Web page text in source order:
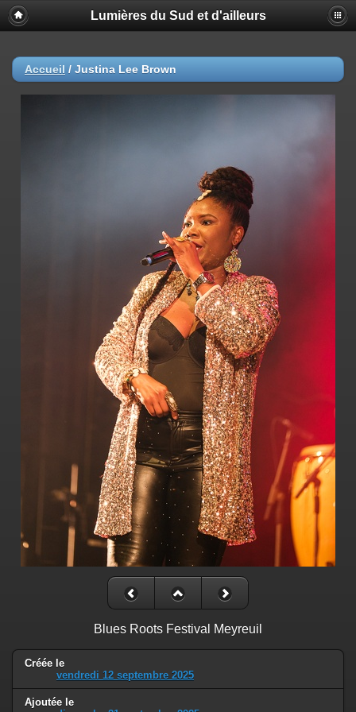
Lumières du Sud et d'ailleurs
Accueil / Justina Lee Brown
Blues Roots Festival Meyreuil
Créée le
vendredi 12 septembre 2025
Ajoutée le